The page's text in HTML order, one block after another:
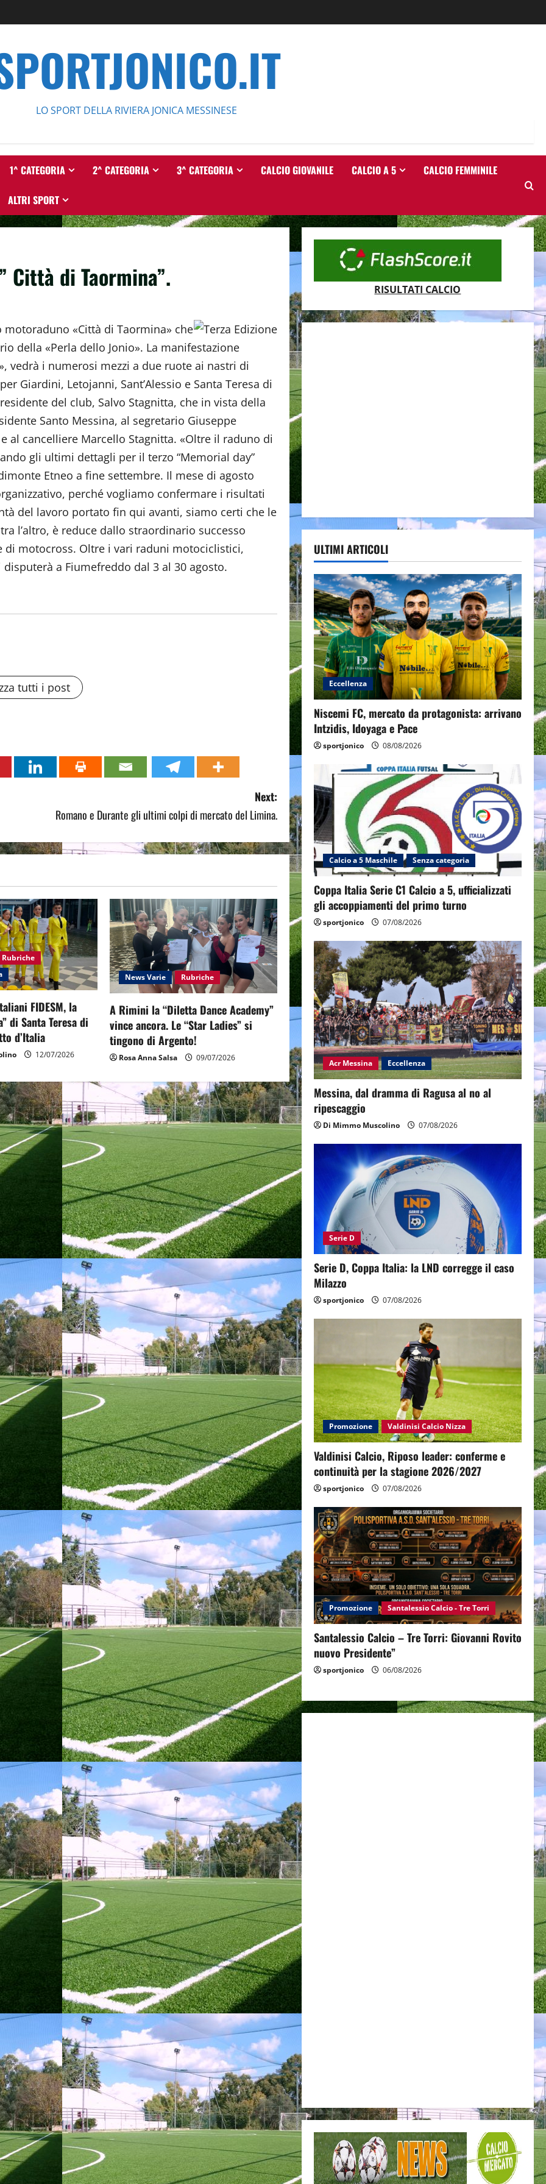
LO SPORT DELLA RIVIERA JONICA MESSINESE
1^ CATEGORIA 2^ CATEGORIA 3^ CATEGORIA CALCIO GIOVANILE CALCIO A 5 CALCIO FEMMINILE
ALTRI SPORT
Città di Taormina”.
«Città di Taormina» che
della «Perla dello Jonio». La manifestazione
vedrà i numerosi mezzi a due ruote ai nastri di
Giardini, Letojanni, Sant’Alessio e Santa Teresa di
del club, Salvo Stagnitta, che in vista della
Santo Messina, al segretario Giuseppe
al cancelliere Marcello Stagnitta. «Oltre il raduno di
gli ultimi dettagli per il terzo “Memorial day”
Etneo a fine settembre. Il mese di agosto
perché vogliamo confermare i risultati
del lavoro portato fin qui avanti, siamo certi che le
l’altro, è reduce dallo straordinario successo
di motocross. Oltre i vari raduni motociclistici,
a Fiumefreddo dal 3 al 30 agosto.
tutti i post
Next:
Romano e Durante gli ultimi colpi di mercato del Limina.
Rubriche
FIDESM, la
di Santa Teresa di
d’Italia
12/07/2026
News Varie Rubriche
A Rimini la “Diletta Dance Academy”
vince ancora. Le “Star Ladies” si
tingono di Argento!
Rosa Anna Salsa 09/07/2026
RISULTATI CALCIO
ULTIMI ARTICOLI
Eccellenza
Niscemi FC, mercato da protagonista: arrivano
Intzidis, Idoyaga e Pace
sportjonico 08/08/2026
Calcio a 5 Maschile Senza categoria
Coppa Italia Serie C1 Calcio a 5, ufficializzati
gli accoppiamenti del primo turno
sportjonico 07/08/2026
Acr Messina Eccellenza
Messina, dal dramma di Ragusa al no al
ripescaggio
Di Mimmo Muscolino 07/08/2026
Serie D
Serie D, Coppa Italia: la LND corregge il caso
Milazzo
sportjonico 07/08/2026
Promozione Valdinisi Calcio Nizza
Valdinisi Calcio, Riposo leader: conferme e
continuità per la stagione 2026/2027
sportjonico 07/08/2026
Promozione Santalessio Calcio - Tre Torri
Santalessio Calcio – Tre Torri: Giovanni Rovito
nuovo Presidente”
sportjonico 06/08/2026